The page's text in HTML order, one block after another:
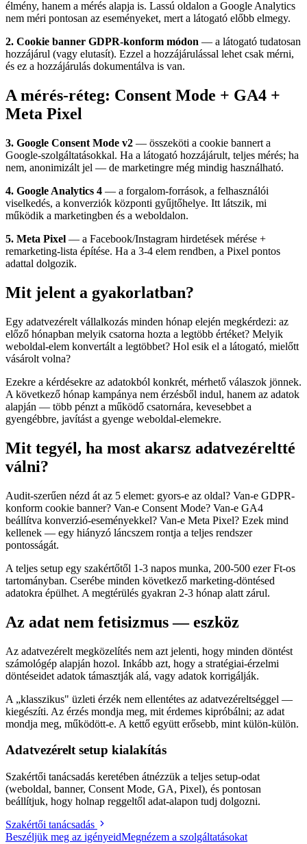
élmény, hanem a mérés alapja is. Lassú oldalon a Google Analytics
nem méri pontosan az eseményeket, mert a látogató előbb elmegy.
2. Cookie banner GDPR-konform módon — a látogató tudatosan
hozzájárul (vagy elutasít). Ezzel a hozzájárulással lehet csak mérni,
és ez a hozzájárulás dokumentálva is van.
A mérés-réteg: Consent Mode + GA4 +
Meta Pixel
3. Google Consent Mode v2 — összeköti a cookie bannert a
Google-szolgáltatásokkal. Ha a látogató hozzájárult, teljes mérés; ha
nem, anonimizált jel — de marketingre még mindig használható.
4. Google Analytics 4 — a forgalom-források, a felhasználói
viselkedés, a konverziók központi gyűjtőhelye. Itt látszik, mi
működik a marketingben és a weboldalon.
5. Meta Pixel — a Facebook/Instagram hirdetések mérése +
remarketing-lista építése. Ha a 3-4 elem rendben, a Pixel pontos
adattal dolgozik.
Mit jelent a gyakorlatban?
Egy adatvezérelt vállalkozás minden hónap elején megkérdezi: az
előző hónapban melyik csatorna hozta a legtöbb értéket? Melyik
weboldal-elem konvertált a legtöbbet? Hol esik el a látogató, mielőtt
vásárolt volna?
Ezekre a kérdésekre az adatokból konkrét, mérhető válaszok jönnek.
A következő hónap kampánya nem érzésből indul, hanem az adatok
alapján — több pénzt a működő csatornára, kevesebbet a
gyengébbre, javítást a gyenge weboldal-elemekre.
Mit tegyél, ha most akarsz adatvezéreltté
válni?
Audit-szerűen nézd át az 5 elemet: gyors-e az oldal? Van-e GDPR-
konform cookie banner? Van-e Consent Mode? Van-e GA4
beállítva konverzió-eseményekkel? Van-e Meta Pixel? Ezek mind
kellenek — egy hiányzó láncszem rontja a teljes rendszer
pontosságát.
A teljes setup egy szakértőtől 1-3 napos munka, 200-500 ezer Ft-os
tartományban. Cserébe minden következő marketing-döntésed
adatokra épülhet. A megtérülés gyakran 2-3 hónap alatt zárul.
Az adat nem fetisizmus — eszköz
Az adatvezérelt megközelítés nem azt jelenti, hogy minden döntést
számológép alapján hozol. Inkább azt, hogy a stratégiai-érzelmi
döntéseidet adatok támasztják alá, vagy adatok korrigálják.
A „klasszikus" üzleti érzék nem ellentétes az adatvezéreltséggel —
kiegészíti. Az érzés mondja meg, mit érdemes kipróbálni; az adat
mondja meg, működött-e. A kettő együtt erősebb, mint külön-külön.
Adatvezérelt setup kialakítás
Szakértői tanácsadás keretében átnézzük a teljes setup-odat
(weboldal, banner, Consent Mode, GA, Pixel), és pontosan
beállítjuk, hogy holnap reggeltől adat-alapon tudj dolgozni.
Szakértői tanácsadás
Beszéljük meg az igényeidMegnézem a szolgáltatásokat